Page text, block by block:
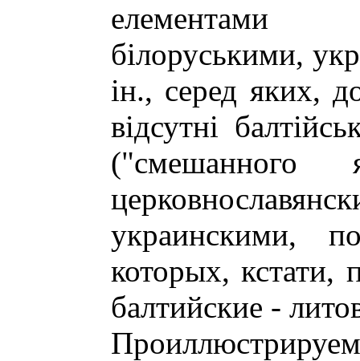
елементами
бiлоруськими,
iн., серед яких,
вiдсутнi
("смешанного
украинскими,
которых, кстати,
балтийские -